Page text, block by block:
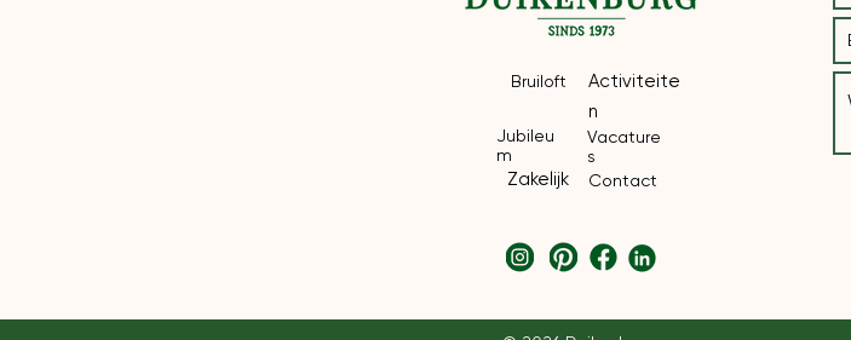
Bruiloft
Jubileu
m
Zakelijk
Activiteite
n
Vacature
s
Contact